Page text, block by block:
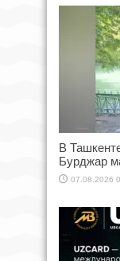
В
Бурджар
07.08.2026